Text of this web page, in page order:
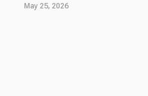
May 25, 2026